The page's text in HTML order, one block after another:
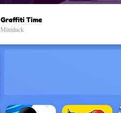
Graffiti Time
Miniduck